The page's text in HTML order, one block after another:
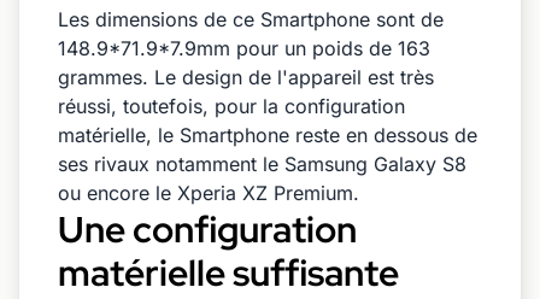
Les dimensions de ce Smartphone sont de
148.9*71.9*7.9mm pour un poids de 163
grammes. Le design de l'appareil est très
réussi, toutefois, pour la configuration
matérielle, le Smartphone reste en dessous de
ses rivaux notamment le Samsung Galaxy S8
ou encore le Xperia XZ Premium.
Une configuration
matérielle suffisante